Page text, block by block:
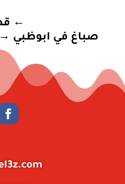
←
صباغ في ابوظبي →